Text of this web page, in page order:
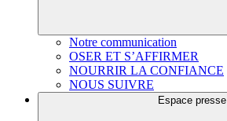
Notre communication
OSER ET S’AFFIRMER
NOURRIR LA CONFIANCE
NOUS SUIVRE
Espace presse